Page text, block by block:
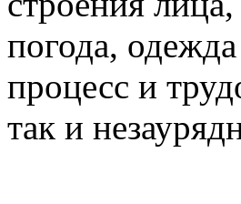
погода,
процесс и
так и